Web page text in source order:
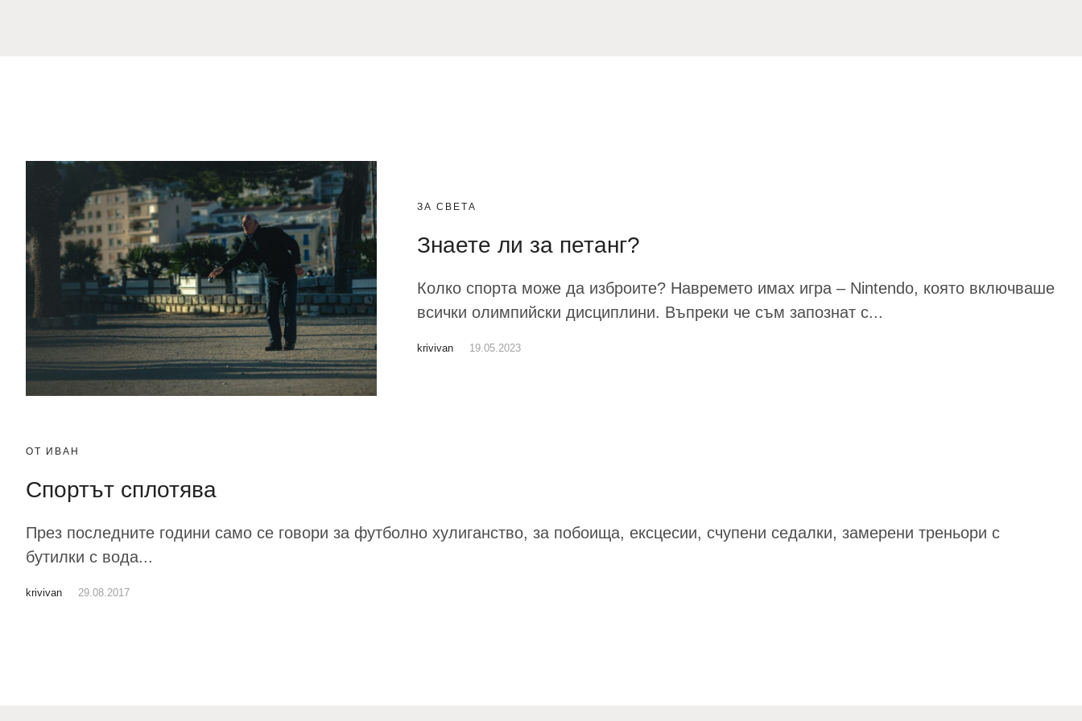
ЗА СВЕТА
Знаете ли за петанг?
Колко спорта може да изброите? Навремето имах игра – Nintendo, която включваше
всички олимпийски дисциплини. Въпреки че съм запознат с...
krivivan 19.05.2023
ОТ ИВАН
Спортът сплотява
През последните години само се говори за футболно хулиганство, за побоища, ексцесии, счупени седалки, замерени треньори с
бутилки с вода...
krivivan 29.08.2017